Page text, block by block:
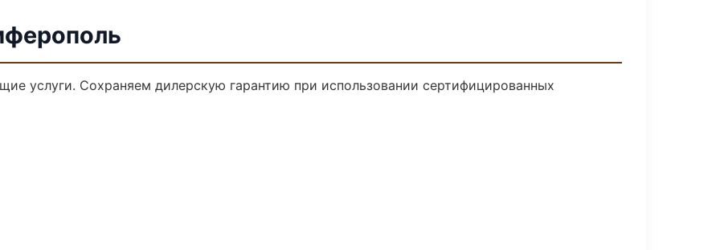
услуги. Сохраняем дилерскую гарантию при использовании сертифицированных